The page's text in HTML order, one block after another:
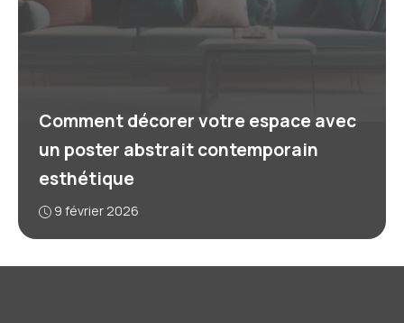
Comment décorer votre espace avec
un poster abstrait contemporain
esthétique
9 février 2026